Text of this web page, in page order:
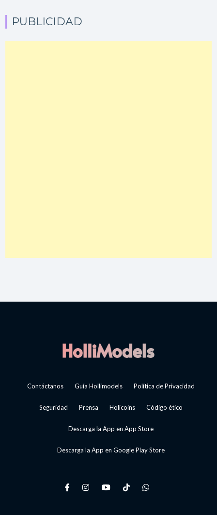
PUBLICIDAD
Contáctanos Guía Hollimodels Política de Privacidad
Seguridad Prensa Holicoins Código ético
Descarga la App en App Store
Descarga la App en Google Play Store